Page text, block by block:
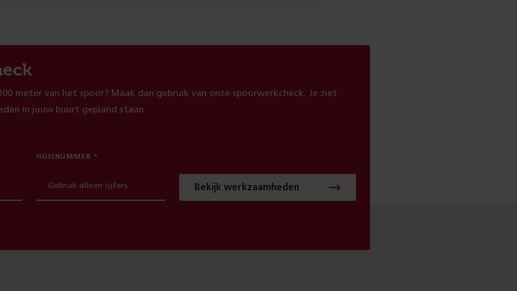
meter van het spoor? Maak dan gebruik van onze spoorwerkcheck. Je ziet
in jouw buurt gepland staan.
HUISNUMMER
Bekijk werkzaamheden